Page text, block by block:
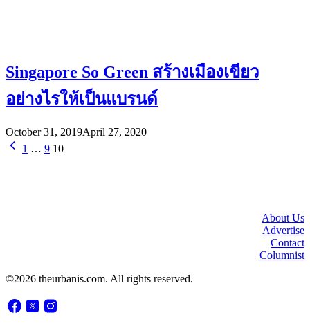
Singapore So Green สร้างเมืองเขียว
อย่างไรให้เป็นแบรนด์
October 31, 2019April 27, 2020
1 … 9 10
About Us
Advertise
Contact
Columnist
©2026 theurbanis.com. All rights reserved.